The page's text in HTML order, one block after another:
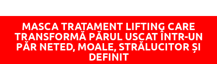
MASCA TRATAMENT LIFTING CARE
TRANSFORMĂ PĂRUL USCAT ÎNTR-UN
PĂR NETED, MOALE, STRĂLUCITOR ȘI
DEFINIT